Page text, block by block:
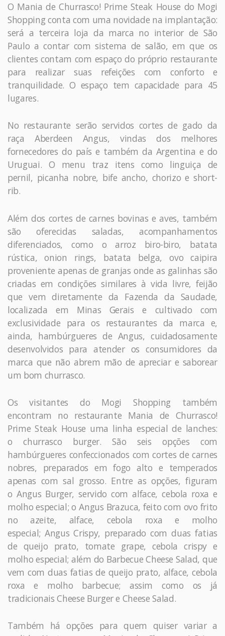
O Mania de Churrasco! Prime Steak House do Mogi
Shopping conta com uma novidade na implantação:
será a terceira loja da marca no interior de São
Paulo a contar com sistema de salão, em que os
clientes contam com espaço do próprio restaurante
para realizar suas refeições com conforto e
tranquilidade. O espaço tem capacidade para 45
lugares.
No restaurante serão servidos cortes de gado da
raça Aberdeen Angus, vindas dos melhores
fornecedores do país e também da Argentina e do
Uruguai. O menu traz itens como linguiça de
pernil, picanha nobre, bife ancho, chorizo e short-
rib.
Além dos cortes de carnes bovinas e aves, também
são oferecidas saladas, acompanhamentos
diferenciados, como o arroz biro-biro, batata
rústica, onion rings, batata belga, ovo caipira
proveniente apenas de granjas onde as galinhas são
criadas em condições similares à vida livre, feijão
que vem diretamente da Fazenda da Saudade,
localizada em Minas Gerais e cultivado com
exclusividade para os restaurantes da marca e,
ainda, hambúrgueres de Angus, cuidadosamente
desenvolvidos para atender os consumidores da
marca que não abrem mão de apreciar e saborear
um bom churrasco.
Os visitantes do Mogi Shopping também
encontram no restaurante Mania de Churrasco!
Prime Steak House uma linha especial de lanches:
o churrasco burger. São seis opções com
hambúrgueres confeccionados com cortes de carnes
nobres, preparados em fogo alto e temperados
apenas com sal grosso. Entre as opções, figuram
o Angus Burger, servido com alface, cebola roxa e
molho especial; o Angus Brazuca, feito com ovo frito
no azeite, alface, cebola roxa e molho
especial; Angus Crispy, preparado com duas fatias
de queijo prato, tomate grape, cebola crispy e
molho especial; além do Barbecue Cheese Salad, que
vem com duas fatias de queijo prato, alface, cebola
roxa e molho barbecue; assim como os já
tradicionais Cheese Burger e Cheese Salad.
Também há opções para quem quiser variar a